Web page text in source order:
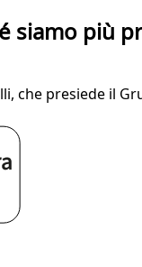
siamo più
che presiede il